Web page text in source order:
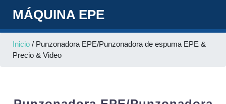
MÁQUINA EPE
Inicio / Punzonadora EPE/Punzonadora de espuma EPE &
Precio & Video